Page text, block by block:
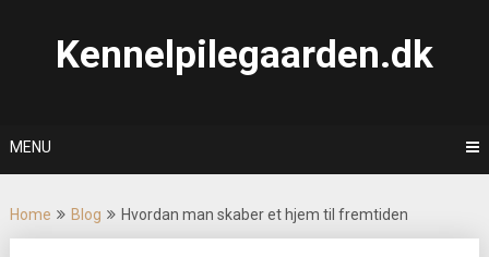
Kennelpilegaarden.dk
MENU
Home Blog Hvordan man skaber et hjem til fremtiden